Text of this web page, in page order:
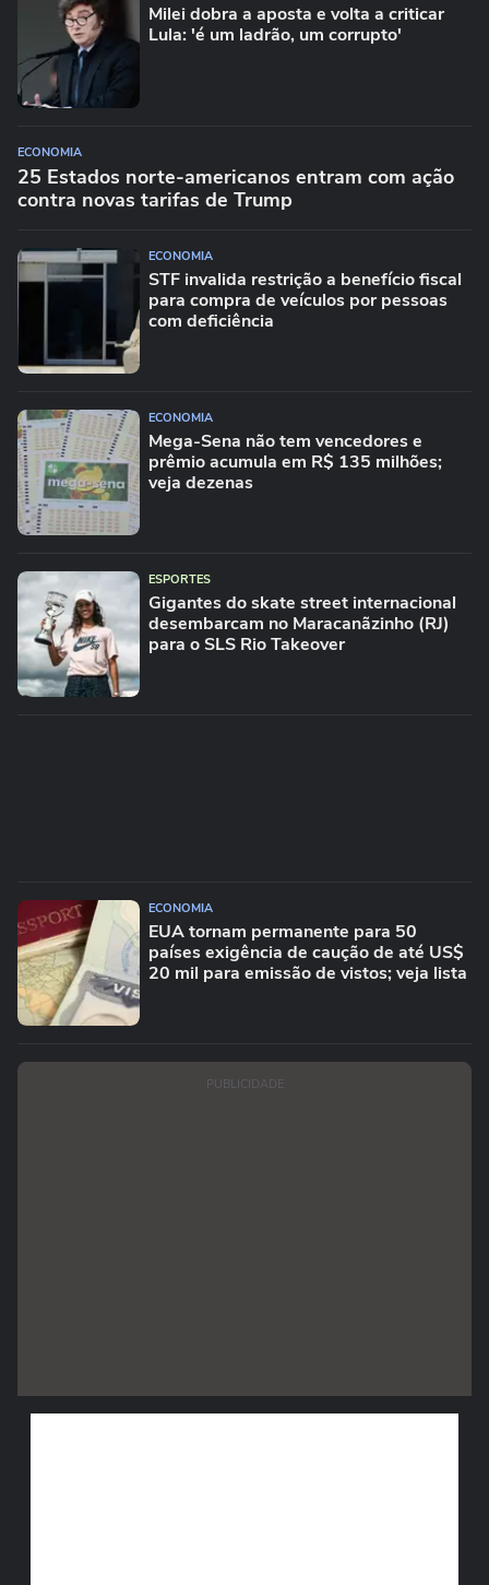
Milei dobra a aposta e volta a criticar
Lula: 'é um ladrão, um corrupto'
ECONOMIA
25 Estados norte-americanos entram com ação
contra novas tarifas de Trump
ECONOMIA
STF invalida restrição a benefício fiscal
para compra de veículos por pessoas
com deficiência
ECONOMIA
Mega-Sena não tem vencedores e
prêmio acumula em R$ 135 milhões;
veja dezenas
ESPORTES
Gigantes do skate street internacional
desembarcam no Maracanãzinho (RJ)
para o SLS Rio Takeover
ECONOMIA
EUA tornam permanente para 50
países exigência de caução de até US$
20 mil para emissão de vistos; veja lista
PUBLICIDADE